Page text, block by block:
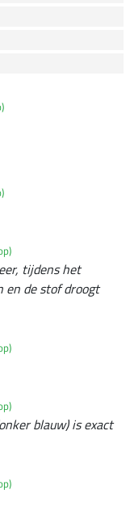
tijdens het
en de stof droogt
blauw) is exact